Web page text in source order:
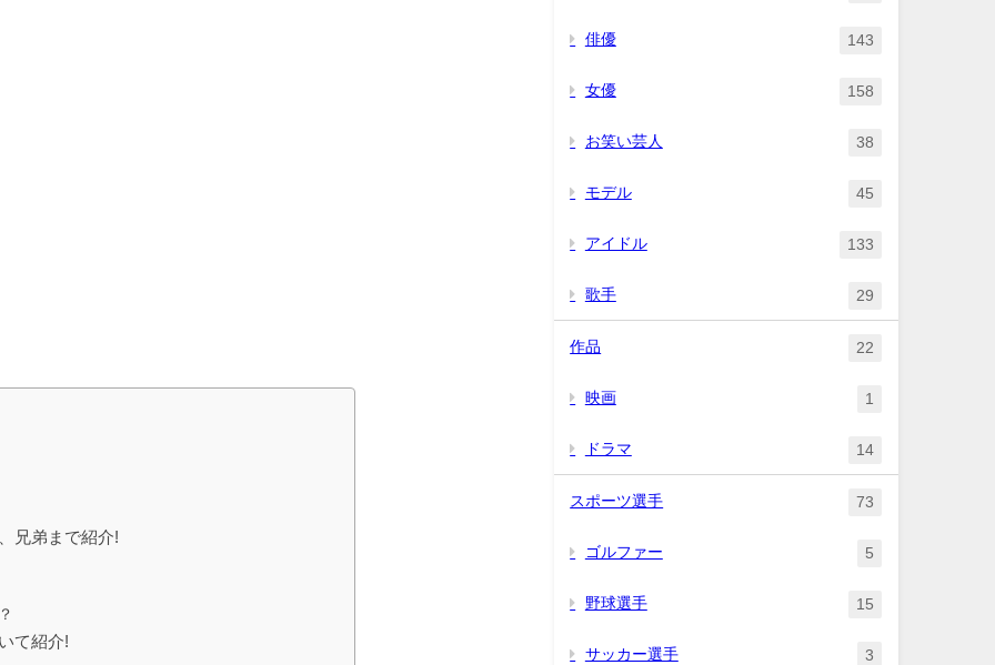
兄弟まで紹介!
て紹介!
俳優 143
女優 158
お笑い芸人 38
モデル 45
アイドル 133
歌手 29
作品 22
映画 1
ドラマ 14
スポーツ選手 73
ゴルファー 5
野球選手 15
サッカー選手 3